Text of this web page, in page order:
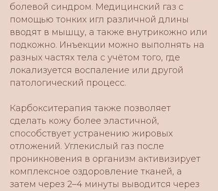
болевой синдром. Медицинский газ с
помощью тонких игл различной длины
вводят в мышцу, а также внутрикожно или
подкожно. Инъекции можно выполнять на
разных частях тела с учётом того, где
локализуется воспаление или другой
патологический процесс.
Карбокситерапия также позволяет
сделать кожу более эластичной,
способствует устранению жировых
отложений. Углекислый газ после
проникновения в организм активизирует
комплексное оздоровление тканей, а
затем через 2–4 минуты выводится через